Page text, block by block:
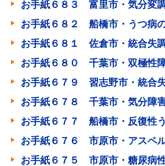
お手紙６８３ 富里市・気分変
お手紙６８２ 船橋市・うつ病
お手紙６８１ 佐倉市・統合失
お手紙６８０ 千葉市・双極性
お手紙６７９ 習志野市・統合
お手紙６７８ 千葉市・気分障
お手紙６７７ 船橋市・反復性
お手紙６７６ 市原市・アスペ
お手紙６７５ 市原市・糖尿病